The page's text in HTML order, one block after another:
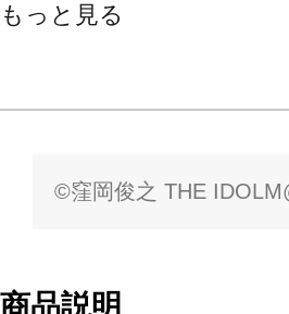
もっと見る
©窪岡俊之 THE
商品説明